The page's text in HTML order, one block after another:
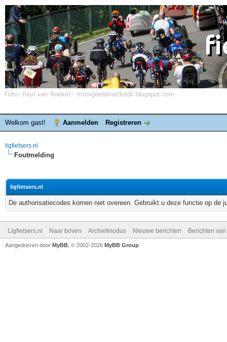
Welkom gast! Aanmelden Registreren
ligfietsers.nl
Foutmelding
ligfietsers.nl
De authorisatiecodes komen niet overeen. Gebruikt u deze functie op de
Ligfietsers.nl Naar boven Archiefmodus Nieuwe berichten Berichten
Aangedreven door MyBB , © 2002-2026 MyBB Group